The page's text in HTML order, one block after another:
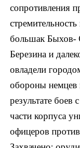
сопротивления
большак Быхов-
Березина и
овладели
обороны немцев
результате
части корпуса
офицеров